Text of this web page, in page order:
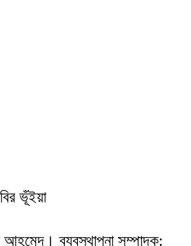
ভূঁইয়া
আহমেদ। ব্যবস্থাপনা সম্পাদক: